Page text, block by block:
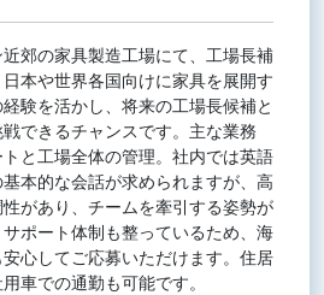
郊の家具製造工場にて、工場長補
本や世界各国向けに家具を展開す
験を活かし、将来の工場長候補と
できるチャンスです。主な業務
と工場全体の管理。社内では英語
本的な会話が求められますが、高
があり、チームを牽引する姿勢が
ポート体制も整っているため、海
心してご応募いただけます。住居
車での通勤も可能です。